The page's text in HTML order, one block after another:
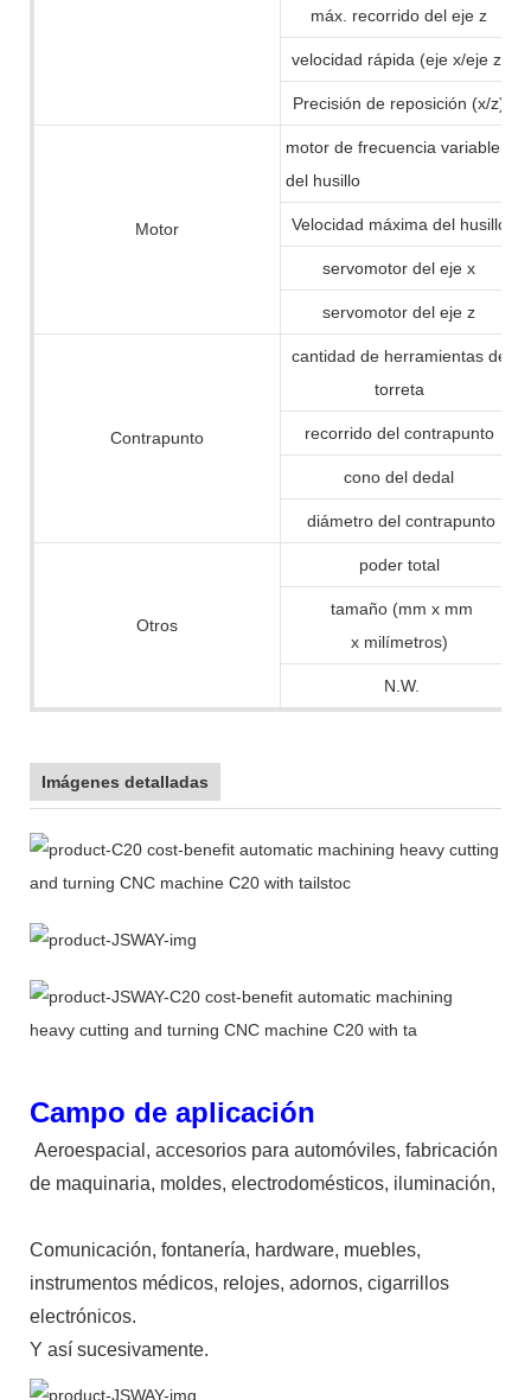
máx. recorrido del eje z
velocidad rápida (eje x/eje z)
Precisión de reposición (x/z)
Motor
motor de frecuencia variable
del husillo
Velocidad máxima del husillo
servomotor del eje x
servomotor del eje z
Contrapunto
cantidad de herramientas de
torreta
recorrido del contrapunto
cono del dedal
diámetro del contrapunto
Otros
poder total
tamaño (mm x mm
x milímetros)
N.W.
Imágenes detalladas
Campo de aplicación
Aeroespacial, accesorios para automóviles, fabricación
de maquinaria, moldes, electrodomésticos, iluminación,
Comunicación, fontanería, hardware, muebles,
instrumentos médicos, relojes, adornos, cigarrillos
electrónicos.
Y así sucesivamente.